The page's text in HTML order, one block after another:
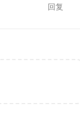
回复